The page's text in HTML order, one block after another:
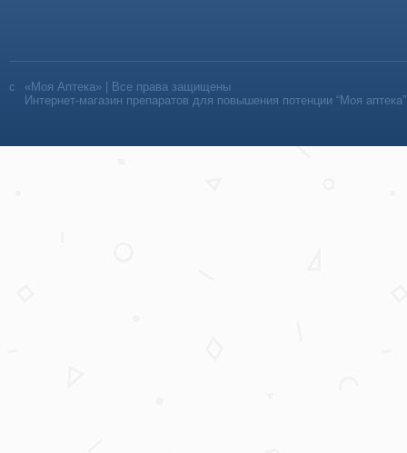
«Моя Аптека» | Все права защищены
Интернет-магазин препаратов для повышения потенции “Моя